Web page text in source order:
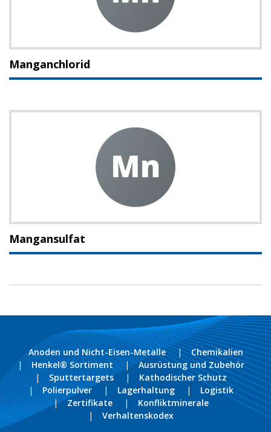
Manganchlorid
Mangansulfat
Anoden und Nicht-Eisen-Metalle
Chemikalien
Henkel® Sortiment
Ausrüstung und Zubehör
Sputtertargets
Kathodischer Schutz
Polierpulver
Lagerhaltung
Logistik
Zertifikate
Konfliktminerale
Verhaltenskodex